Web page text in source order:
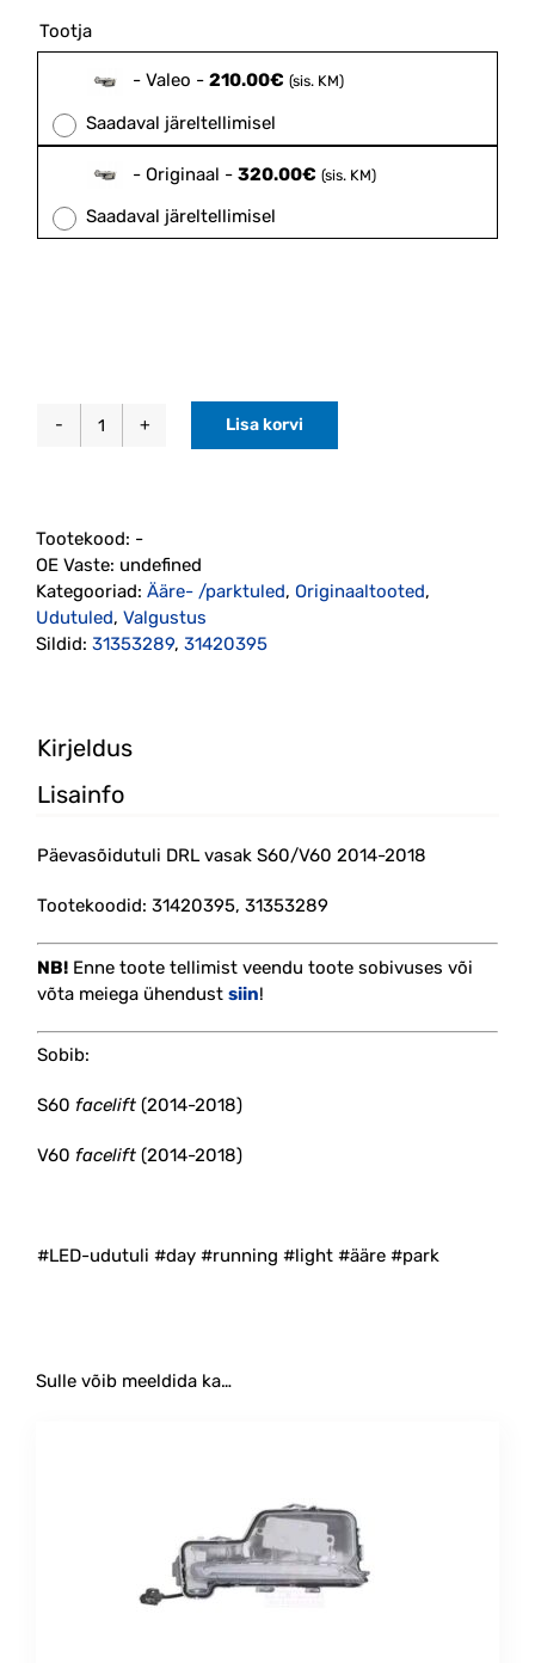
through
320.00€
Tootja
- Valeo - 210.00€ (sis. KM)
Saadaval järeltellimisel
- Originaal - 320.00€ (sis. KM)
Saadaval järeltellimisel
Päevasõidutuli
2014-
2018
(31420395)
kogus
Lisa korvi
Tootekood: -
OE Vaste: undefined
Kategooriad: Ääre- /parktuled, Originaaltooted,
Udutuled, Valgustus
Sildid: 31353289, 31420395
Kirjeldus
Lisainfo
Päevasõidutuli DRL vasak S60/V60 2014-2018
Tootekoodid: 31420395, 31353289
NB! Enne toote tellimist veendu toote sobivuses või
võta meiega ühendust siin!
Sobib:
S60 facelift (2014-2018)
V60 facelift (2014-2018)
#LED-udutuli #day #running #light #ääre #park
Sulle võib meeldida ka…